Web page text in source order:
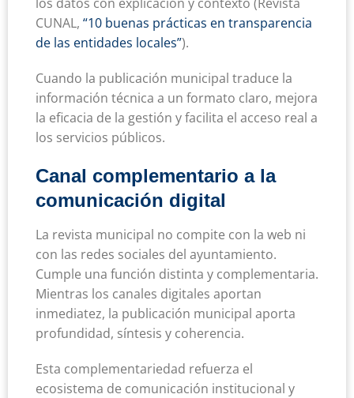
CUNAL, “10 buenas prácticas en transparencia
de las entidades locales”).
Cuando la publicación municipal traduce la
información técnica a un formato claro, mejora
la eficacia de la gestión y facilita el acceso real a
los servicios públicos.
Canal complementario a la
comunicación digital
La revista municipal no compite con la web ni
con las redes sociales del ayuntamiento.
Cumple una función distinta y complementaria.
Mientras los canales digitales aportan
inmediatez, la publicación municipal aporta
profundidad, síntesis y coherencia.
Esta complementariedad refuerza el
ecosistema de comunicación institucional y